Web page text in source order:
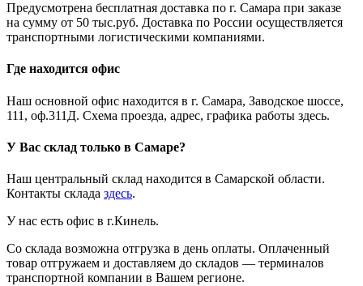
Предусмотрена бесплатная доставка по г. Самара при заказе
на сумму от 50 тыс.руб. Доставка по России осуществляется
транспортными логистическими компаниями.
Где находится офис
Наш основной офис находится в г. Самара, Заводское шоссе,
111, оф.311Д. Схема проезда, адрес, графика работы здесь.
У Вас склад только в Самаре?
Наш центральный склад находится в Самарской области.
Контакты склада здесь.
У нас есть офис в г.Кинель.
Со склада возможна отгрузка в день оплаты. Оплаченный
товар отгружаем и доставляем до складов — терминалов
транспортной компании в Вашем регионе.